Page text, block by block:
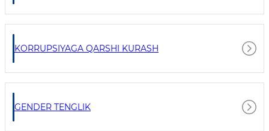
KORRUPSIYAGA QARSHI KURASH
GENDER TENGLIK